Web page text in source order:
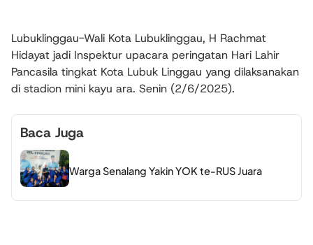
Lubuklinggau-Wali Kota Lubuklinggau, H Rachmat
Hidayat jadi Inspektur upacara peringatan Hari Lahir
Pancasila tingkat Kota Lubuk Linggau yang dilaksanakan
di stadion mini kayu ara. Senin (2/6/2025).
Baca Juga
Warga Senalang Yakin YOK te-RUS Juara